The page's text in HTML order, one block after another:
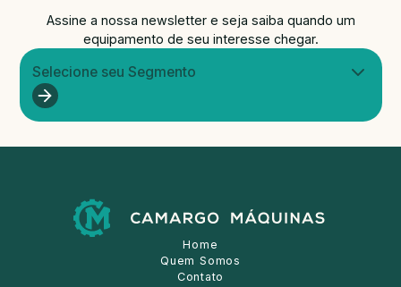
Assine a nossa newsletter e seja saiba quando um
equipamento de seu interesse chegar.
Selecione seu Segmento
Home
Quem Somos
Contato